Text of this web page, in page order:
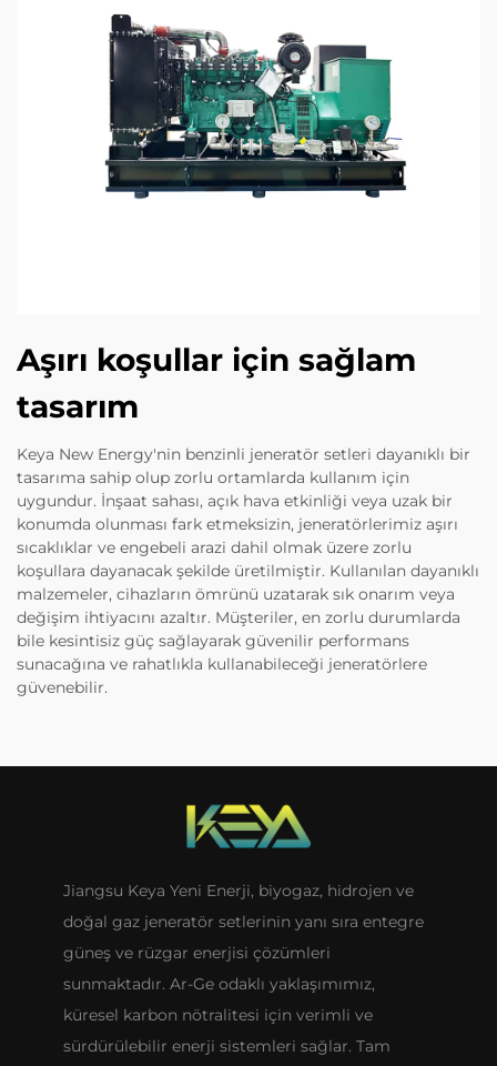
Aşırı koşullar için sağlam
tasarım
Keya New Energy'nin benzinli jeneratör setleri dayanıklı bir
tasarıma sahip olup zorlu ortamlarda kullanım için
uygundur. İnşaat sahası, açık hava etkinliği veya uzak bir
konumda olunması fark etmeksizin, jeneratörlerimiz aşırı
sıcaklıklar ve engebeli arazi dahil olmak üzere zorlu
koşullara dayanacak şekilde üretilmiştir. Kullanılan dayanıklı
malzemeler, cihazların ömrünü uzatarak sık onarım veya
değişim ihtiyacını azaltır. Müşteriler, en zorlu durumlarda
bile kesintisiz güç sağlayarak güvenilir performans
sunacağına ve rahatlıkla kullanabileceği jeneratörlere
güvenebilir.
Jiangsu Keya Yeni Enerji, biyogaz, hidrojen ve
doğal gaz jeneratör setlerinin yanı sıra entegre
güneş ve rüzgar enerjisi çözümleri
sunmaktadır. Ar-Ge odaklı yaklaşımımız,
küresel karbon nötralitesi için verimli ve
sürdürülebilir enerji sistemleri sağlar. Tam